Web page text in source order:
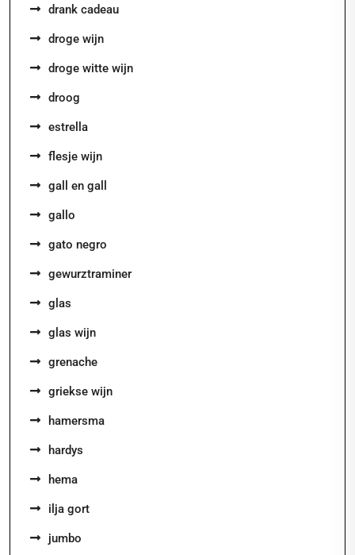
drank cadeau
droge wijn
droge witte wijn
droog
estrella
flesje wijn
gall en gall
gallo
gato negro
gewurztraminer
glas
glas wijn
grenache
griekse wijn
hamersma
hardys
hema
ilja gort
jumbo